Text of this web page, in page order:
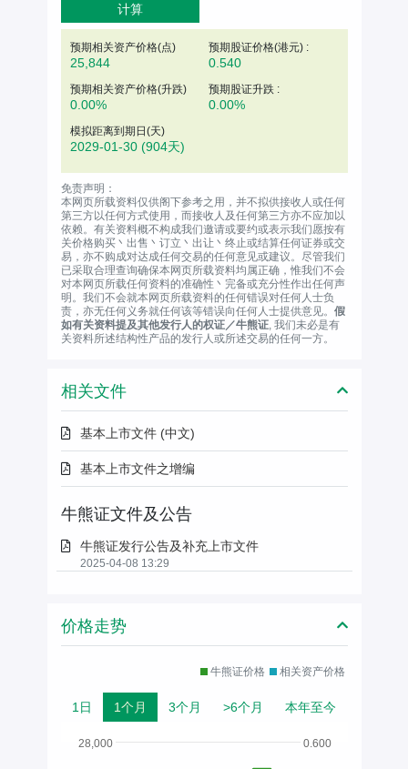
计算
预期相关资产价格(点)
25,844
预期股证价格(港元) :
0.540
预期相关资产价格(升跌)
0.00%
预期股证升跌 :
0.00%
模拟距离到期日(天)
2029-01-30 (904天)
免责声明：
本网页所载资料仅供阁下参考之用，并不拟供接收人或任何
第三方以任何方式使用，而接收人及任何第三方亦不应加以
依赖。有关资料概不构成我们邀请或要约或表示我们愿按有
关价格购买丶出售丶订立丶出让丶终止或结算任何证券或交
易，亦不购成对达成任何交易的任何意见或建议。尽管我们
已采取合理查询确保本网页所载资料均属正确，惟我们不会
对本网页所载任何资料的准确性丶完备或充分性作出任何声
明。我们不会就本网页所载资料的任何错误对任何人士负
责，亦无任何义务就任何该等错误向任何人士提供意见。 假
如有关资料提及其他发行人的权证／牛熊证, 我们未必是有
关资料所述结构性产品的发行人或所述交易的任何一方。
相关文件
基本上市文件 (中文)
基本上市文件之增编
牛熊证文件及公告
牛熊证发行公告及补充上市文件
2025-04-08 13:29
价格走势
牛熊证价格 相关资产价格
1日 1个月 3个月 >6个月 本年至今
28,000 0.600